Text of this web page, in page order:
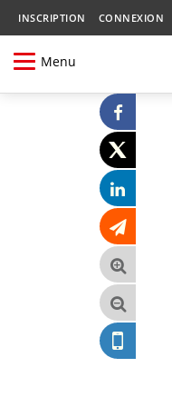
INSCRIPTION CONNEXION
Menu